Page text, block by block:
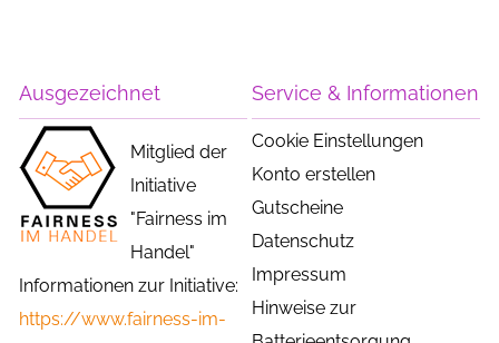
Ausgezeichnet
Mitglied der
Initiative
"Fairness im
Handel"
Informationen zur Initiative:
https://www.fairness-im-
Service & Informationen
Cookie Einstellungen
Konto erstellen
Gutscheine
Datenschutz
Impressum
Hinweise zur